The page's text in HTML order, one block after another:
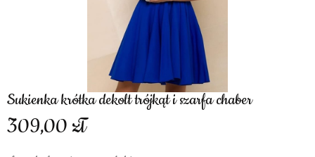
Sukienka krótka dekolt trójkąt i szarfa chaber
309,00